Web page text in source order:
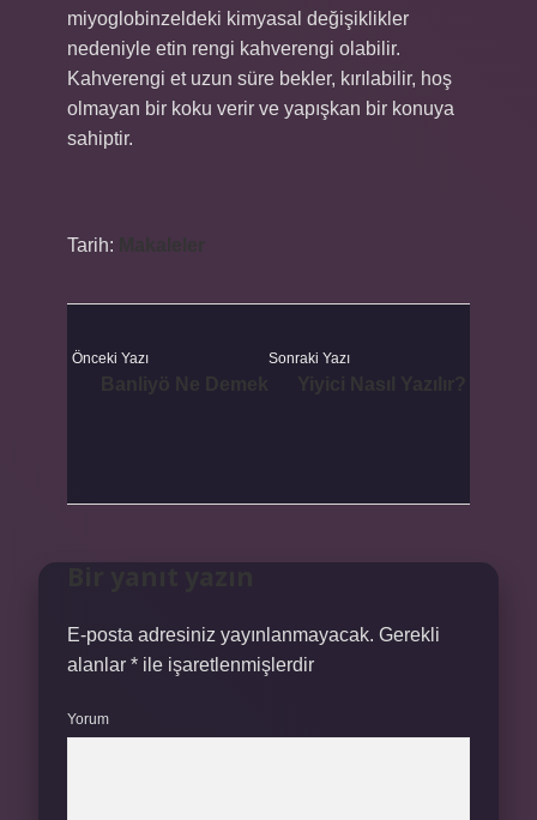
miyoglobinzeldeki kimyasal değişiklikler
nedeniyle etin rengi kahverengi olabilir.
Kahverengi et uzun süre bekler, kırılabilir, hoş
olmayan bir koku verir ve yapışkan bir konuya
sahiptir.
Tarih:
Önceki Yazı Sonraki Yazı
E-posta adresiniz yayınlanmayacak. Gerekli
alanlar * ile işaretlenmişlerdir
Yorum